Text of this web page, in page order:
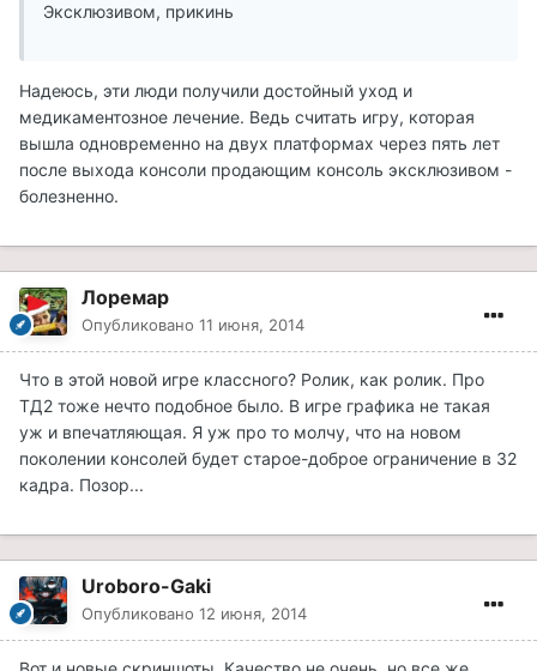
Эксклюзивом, прикинь
Надеюсь, эти люди получили достойный уход и
медикаментозное лечение. Ведь считать игру, которая
вышла одновременно на двух платформах через пять лет
после выхода консоли продающим консоль эксклюзивом -
болезненно.
Лоремар
Опубликовано 11 июня, 2014
Что в этой новой игре классного? Ролик, как ролик. Про
ТД2 тоже нечто подобное было. В игре графика не такая
уж и впечатляющая. Я уж про то молчу, что на новом
поколении консолей будет старое-доброе ограничение в 32
кадра. Позор...
Uroboro-Gaki
Опубликовано 12 июня, 2014